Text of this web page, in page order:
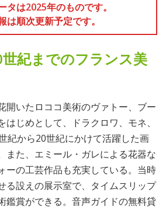
タは2025年のものです。
は順次更新予定です。
紀までのフランス美
開いたロココ美術のヴァトー、ブー
はじめとして、ドラクロワ、モネ、
紀から20世紀にかけて活躍した画
また、エミール・ガレによる花器な
ーの工芸作品も充実している。当時
る設えの展示室で、タイムスリップ
鑑賞ができる。音声ガイドの無料貸